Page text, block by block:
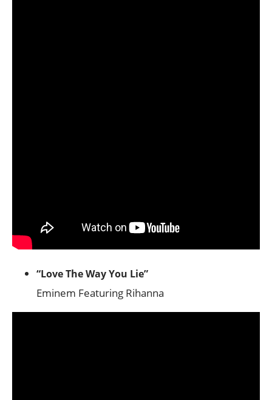
“Love The Way You Lie”
Eminem Featuring Rihanna